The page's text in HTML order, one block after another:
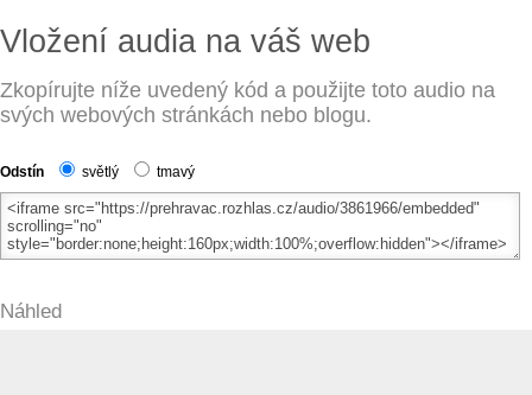
Vložení audia na váš web
Zkopírujte níže uvedený kód a použijte toto audio na
svých webových stránkách nebo blogu.
Odstín světlý tmavý
Náhled